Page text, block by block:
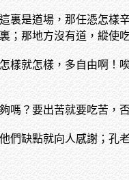
裏是道場，那任憑怎樣
；那地方沒有道，縱使
樣就怎樣，多自由啊！
嗎？要出苦就要吃苦，
們缺點就向人感謝；孔